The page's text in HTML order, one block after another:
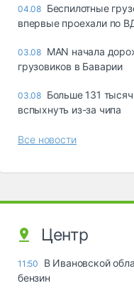
04.08 Беспилотные
впервые проехали по
03.08 MAN начала
грузовиков в Баварии
03.08 Больше 131
вспыхнуть из-за чипа
Все новости
Центр
11:50
В Ивановской
бензин